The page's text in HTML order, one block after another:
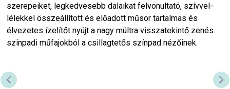
szerepeiket, legkedvesebb dalaikat felvonultató, szívvel-
lélekkel összeállított és előadott műsor tartalmas és
élvezetes ízelítőt nyújt a nagy múltra visszatekintő zenés
színpadi műfajokból a csillagtetős színpad nézőinek.
PREVIOUS SLIDE